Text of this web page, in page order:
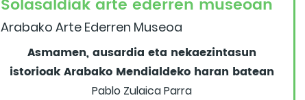
Solasaldiak arte ederren museoan
Arabako Arte Ederren Museoa
Asmamen, ausardia eta nekaezintasun
istorioak Arabako Mendialdeko haran batean
Pablo Zulaica Parra